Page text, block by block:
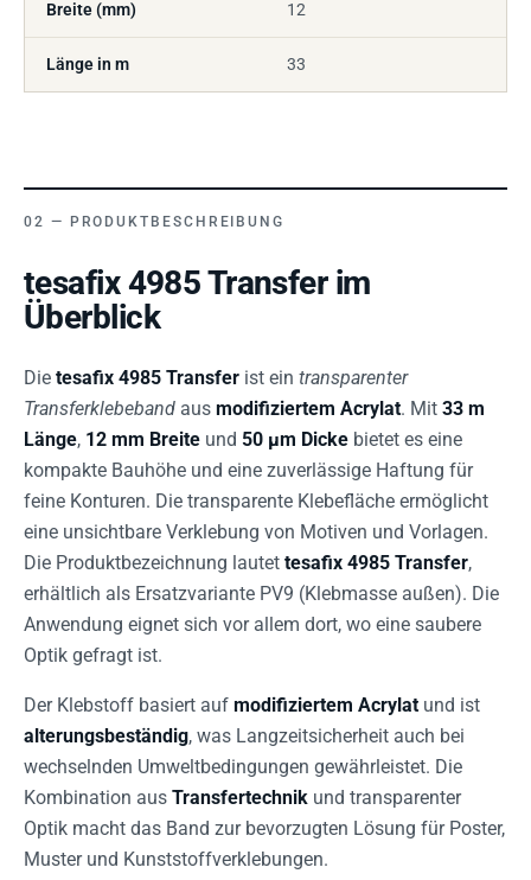
Breite (mm) 12
Länge in m 33
PRODUKTBESCHREIBUNG
tesafix 4985 Transfer im
Überblick
Die tesafix 4985 Transfer ist ein transparenter
Transferklebeband aus modifiziertem Acrylat. Mit 33 m
Länge, 12 mm Breite und 50 µm Dicke bietet es eine
kompakte Bauhöhe und eine zuverlässige Haftung für
feine Konturen. Die transparente Klebefläche ermöglicht
eine unsichtbare Verklebung von Motiven und Vorlagen.
Die Produktbezeichnung lautet tesafix 4985 Transfer,
erhältlich als Ersatzvariante PV9 (Klebmasse außen). Die
Anwendung eignet sich vor allem dort, wo eine saubere
Optik gefragt ist.
Der Klebstoff basiert auf modifiziertem Acrylat und ist
alterungsbeständig, was Langzeitsicherheit auch bei
wechselnden Umweltbedingungen gewährleistet. Die
Kombination aus Transfertechnik und transparenter
Optik macht das Band zur bevorzugten Lösung für Poster,
Muster und Kunststoffverklebungen.